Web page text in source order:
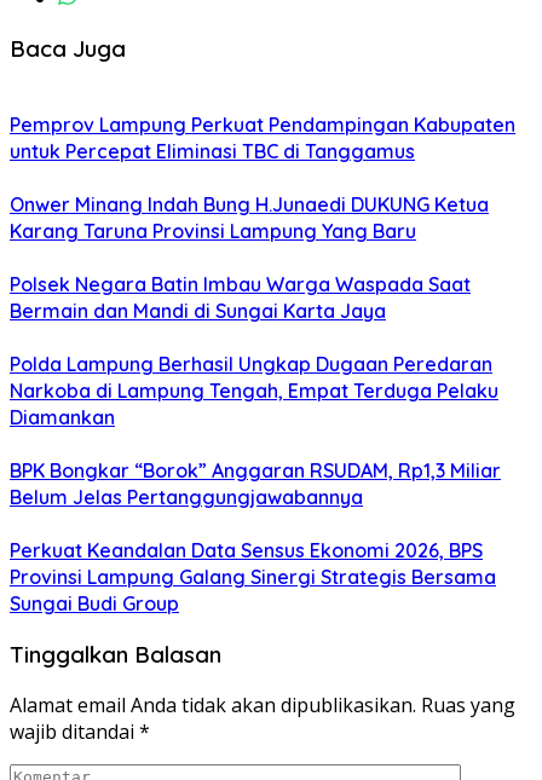
Baca Juga
Pemprov Lampung Perkuat Pendampingan Kabupaten
untuk Percepat Eliminasi TBC di Tanggamus
Onwer Minang Indah Bung H.Junaedi DUKUNG Ketua
Karang Taruna Provinsi Lampung Yang Baru
Polsek Negara Batin Imbau Warga Waspada Saat
Bermain dan Mandi di Sungai Karta Jaya
Polda Lampung Berhasil Ungkap Dugaan Peredaran
Narkoba di Lampung Tengah, Empat Terduga Pelaku
Diamankan
BPK Bongkar “Borok” Anggaran RSUDAM, Rp1,3 Miliar
Belum Jelas Pertanggungjawabannya
Perkuat Keandalan Data Sensus Ekonomi 2026, BPS
Provinsi Lampung Galang Sinergi Strategis Bersama
Sungai Budi Group
Tinggalkan Balasan
Alamat email Anda tidak akan dipublikasikan. Ruas yang
wajib ditandai *